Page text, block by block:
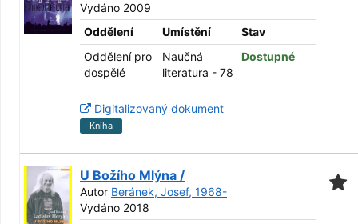
Vydáno 2009
Oddělení
Umístění
Stav
Oddělení pro
dospělé
Naučná
literatura - 78
Dostupné
Digitalizovaný dokument
Kniha
U Božího Mlýna /
Autor Beránek, Josef, 1968-
Vydáno 2018